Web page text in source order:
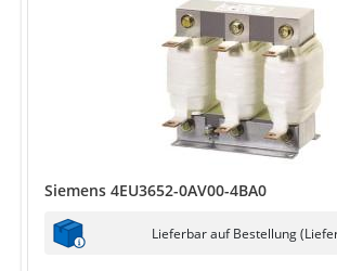
Siemens 4EU3652-0AV00-4BA0
Lieferbar auf Bestellung